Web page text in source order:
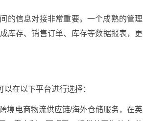
的信息对接非常重要。一个成熟的管理
库存、销售订单、库存等数据报表，更
在以下平台进行选择：
境电商物流供应链/海外仓储服务，在英